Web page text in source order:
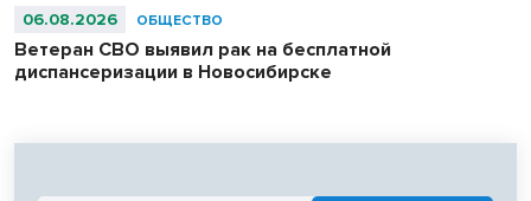
06.08.2026 ОБЩЕСТВО
Ветеран СВО выявил рак на бесплатной
диспансеризации в Новосибирске